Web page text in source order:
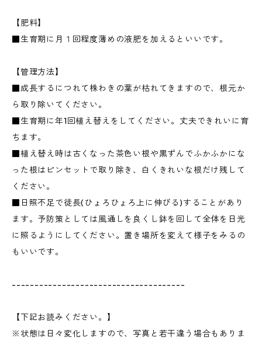
【肥料】
■生育期に月１回程度薄めの液肥を加えるといいです。
【管理方法】
■成長するにつれて株わきの葉が枯れてきますので、根元か
ら取り除いてください。
■生育期に年1回植え替えをしてください。丈夫できれいに育
ちます。
■植え替え時は古くなった茶色い根や黒ずんでふかふかにな
った根はピンセットで取り除き、白くきれいな根だけ残して
ください。
■日照不足で徒長(ひょろひょろ上に伸びる)することがあり
ます。予防策としては風通しを良くし鉢を回して全体を日光
に照るようにしてください。置き場所を変えて様子をみるの
もいいです。
--------------------------------------
【下記お読みください。】
※状態は日々変化しますので、写真と若干違う場合もありま